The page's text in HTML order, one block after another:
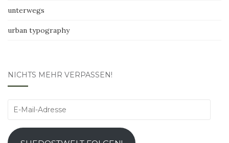
unterwegs
urban typography
NICHTS MEHR VERPASSEN!
E-
Adresse